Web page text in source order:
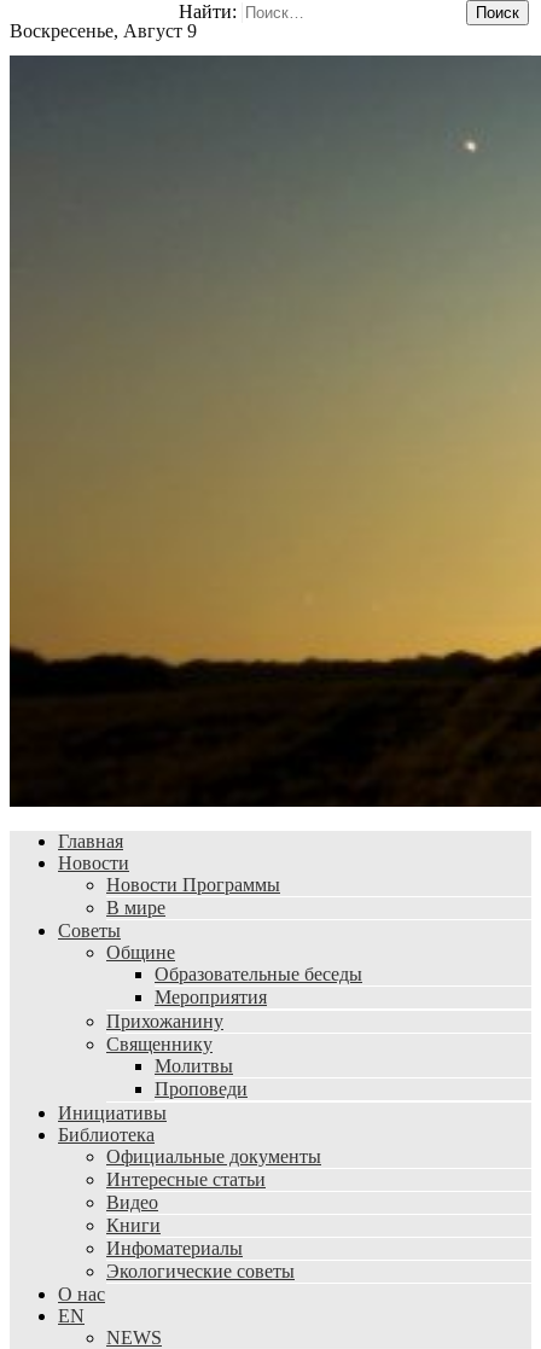
Воскресенье, Август 9
Найти:
Главная
Новости
Новости Программы
В мире
Советы
Общине
Образовательные беседы
Мероприятия
Прихожанину
Священнику
Молитвы
Проповеди
Инициативы
Библиотека
Официальные документы
Интересные статьи
Видео
Книги
Инфоматериалы
Экологические советы
О нас
EN
NEWS